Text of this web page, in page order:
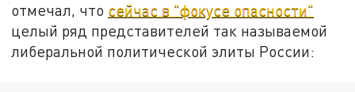
отмечал, что сейчас в "фокусе опасности"
целый ряд представителей так называемой
либеральной политической элиты России: